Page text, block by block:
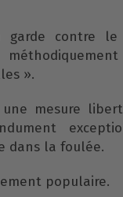
garde contre le
».
mesure
dans la foulée.
populaire.